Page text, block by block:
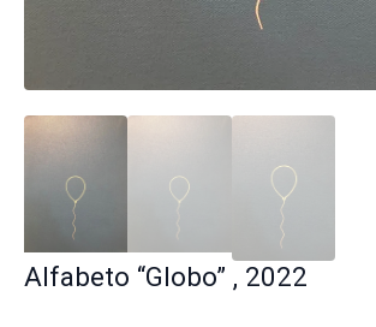
Alfabeto “Globo” , 2022